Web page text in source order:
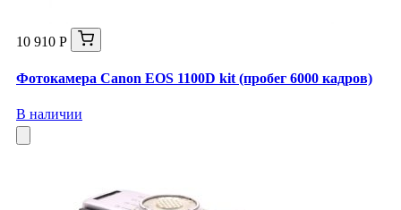
10 910 Р
Фотокамера Canon EOS 1100D kit (пробег 6000 кадров)
В наличии